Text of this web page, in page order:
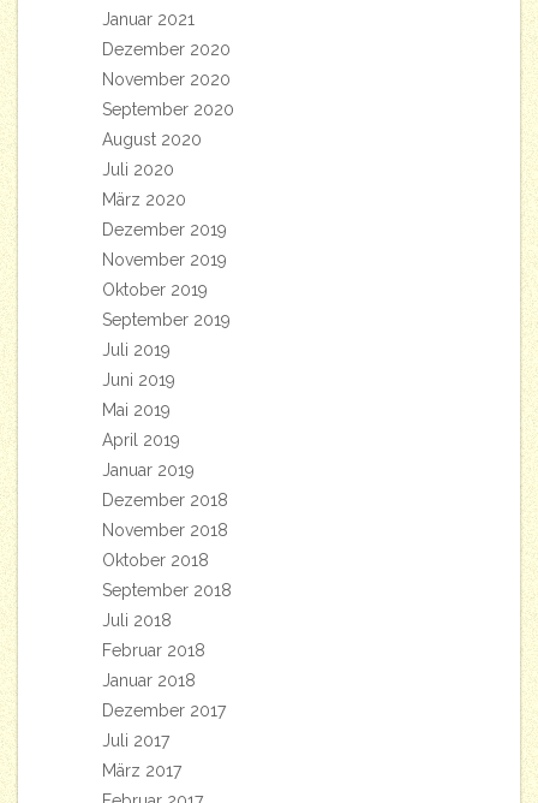
Januar 2021
Dezember 2020
November 2020
September 2020
August 2020
Juli 2020
März 2020
Dezember 2019
November 2019
Oktober 2019
September 2019
Juli 2019
Juni 2019
Mai 2019
April 2019
Januar 2019
Dezember 2018
November 2018
Oktober 2018
September 2018
Juli 2018
Februar 2018
Januar 2018
Dezember 2017
Juli 2017
März 2017